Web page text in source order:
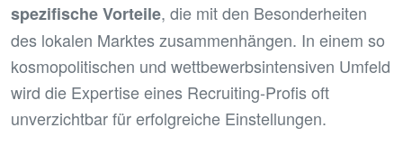
spezifische Vorteile, die mit den Besonderheiten
des lokalen Marktes zusammenhängen. In einem so
kosmopolitischen und wettbewerbsintensiven Umfeld
wird die Expertise eines Recruiting-Profis oft
unverzichtbar für erfolgreiche Einstellungen.